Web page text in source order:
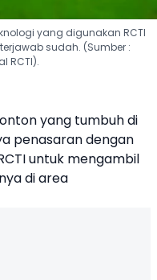
yang digunakan RCTI
sudah. (Sumber :
RCTI).
yang tumbuh di
penasaran dengan
untuk mengambil
di area